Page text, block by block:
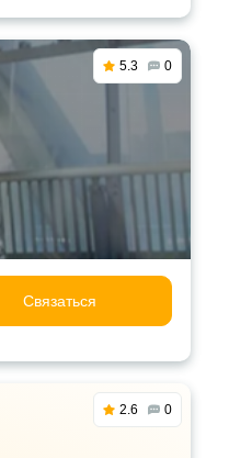
5.3 0
Связаться
2.6 0